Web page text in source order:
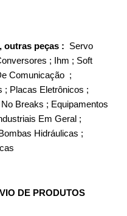
outras peças : Servo
; Ihm ; Soft
Comunicação ;
; Placas Eletrônicos ;
Breaks ; Equipamentos
Em Geral ;
Hidráulicas ;
DE PRODUTOS